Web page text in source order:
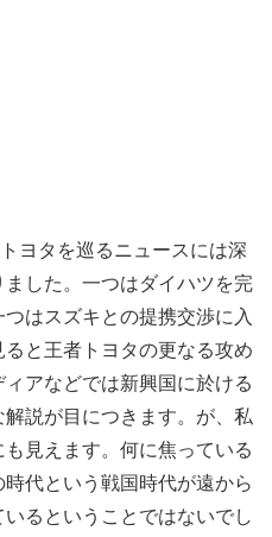
ヨタを巡るニュースには深
した。一つはダイハツを完
はスズキとの提携交渉に入
と王者トヨタの更なる攻め
アなどでは新興国に於ける
説が目につきます。が、私
見えます。何に焦っている
代という戦国時代が遠から
るということではないでし